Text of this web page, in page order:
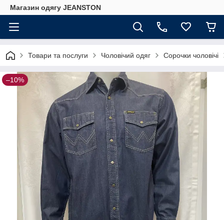
Магазин одягу JEANSTON
Товари та послуги Чоловічий одяг Сорочки чоловічі
–10%